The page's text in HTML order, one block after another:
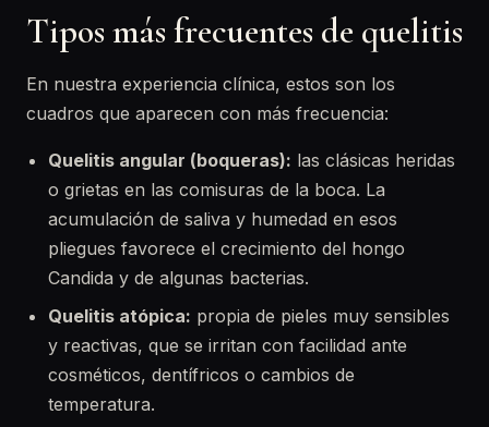
Tipos más frecuentes de quelitis
En nuestra experiencia clínica, estos son los
cuadros que aparecen con más frecuencia:
Quelitis angular (boqueras): las clásicas heridas
o grietas en las comisuras de la boca. La
acumulación de saliva y humedad en esos
pliegues favorece el crecimiento del hongo
Candida y de algunas bacterias.
Quelitis atópica: propia de pieles muy sensibles
y reactivas, que se irritan con facilidad ante
cosméticos, dentífricos o cambios de
temperatura.